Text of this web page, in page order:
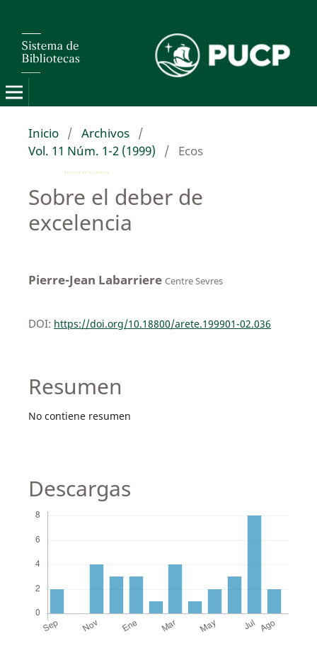
Inicio / Archivos /
Vol. 11 Núm. 1-2 (1999)
/ Ecos
Sobre el deber de
excelencia
Pierre-Jean Labarriere Centre Sevres
DOI: https://doi.org/10.18800/arete.199901-02.036
Resumen
No contiene resumen
Descargas